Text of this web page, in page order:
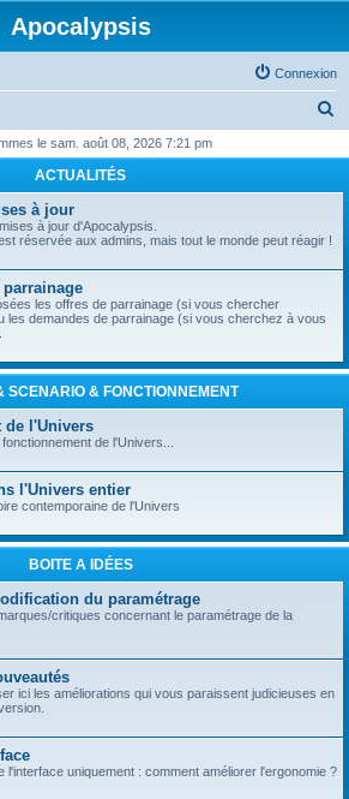
Apocalypsis
Connexion
h
r
le sam. août 08, 2026 7:21 pm
ACTUALITÉS
à jour
à jour d'Apocalypsis.
réservée aux admins, mais tout le monde peut réagir !
les offres de parrainage (si vous chercher
les demandes de parrainage (si vous cherchez à vous
SCENARIO & FONCTIONNEMENT
de l'Univers
de l'Univers...
l'Univers entier
contemporaine de l'Univers
BOITE A IDÉES
du paramétrage
critiques concernant le paramétrage de la
ici les améliorations qui vous paraissent judicieuses en
l'interface uniquement : comment améliorer l'ergonomie ?